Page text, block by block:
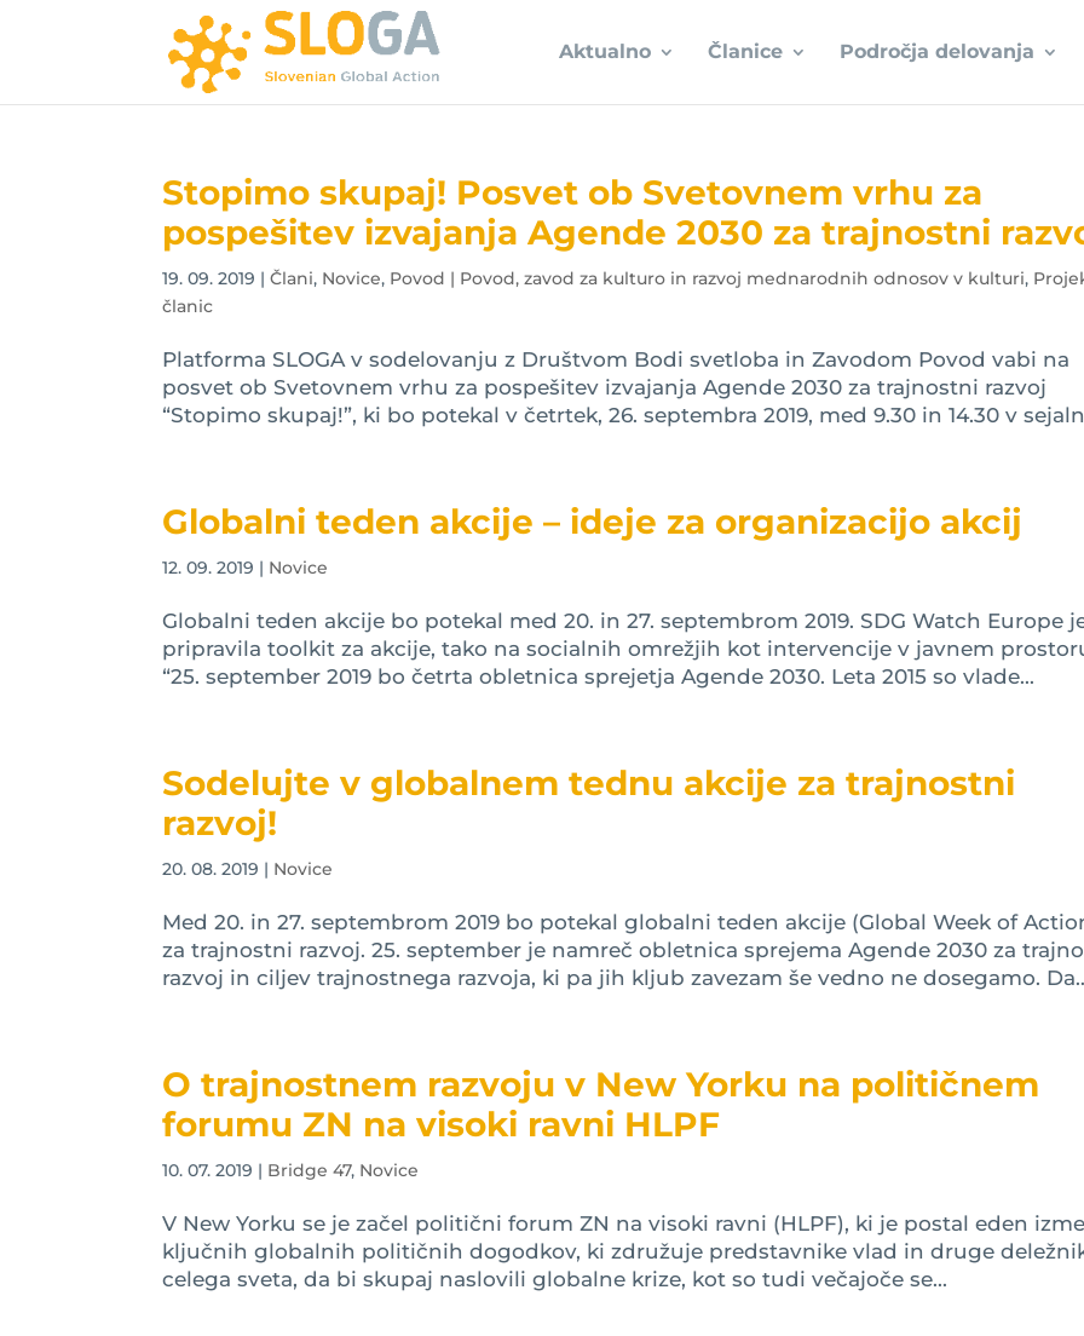
Aktualno Članice Področja delovanja
Stopimo skupaj! Posvet ob Svetovnem vrhu za
pospešitev izvajanja Agende 2030 za trajnostni
19. 09. 2019 |Člani, Novice, Povod | Povod, zavod za kulturo in razvoj mednarodnih odnosov v kulturi,
članic
Platforma SLOGA v sodelovanju z Društvom Bodi svetloba in Zavodom Povod vabi na
posvet ob Svetovnem vrhu za pospešitev izvajanja Agende 2030 za trajnostni razvoj
“Stopimo skupaj!”, ki bo potekal v četrtek, 26. septembra 2019, med 9.30 in 14.30 v
Globalni teden akcije – ideje za organizacijo akcij
12. 09. 2019 | Novice
Globalni teden akcije bo potekal med 20. in 27. septembrom 2019. SDG Watch Europe
pripravila toolkit za akcije, tako na socialnih omrežjih kot intervencije v javnem
“25. september 2019 bo četrta obletnica sprejetja Agende 2030. Leta 2015 so vlade...
Sodelujte v globalnem tednu akcije za trajnostni
razvoj!
20. 08. 2019 | Novice
Med 20. in 27. septembrom 2019 bo potekal globalni teden akcije (Global Week of
za trajnostni razvoj. 25. september je namreč obletnica sprejema Agende 2030 za
razvoj in ciljev trajnostnega razvoja, ki pa jih kljub zavezam še vedno ne dosegamo.
O trajnostnem razvoju v New Yorku na političnem
forumu ZN na visoki ravni HLPF
10. 07. 2019 | Bridge 47, Novice
V New Yorku se je začel politični forum ZN na visoki ravni (HLPF), ki je postal eden
ključnih globalnih političnih dogodkov, ki združuje predstavnike vlad in druge
celega sveta, da bi skupaj naslovili globalne krize, kot so tudi večajoče se...